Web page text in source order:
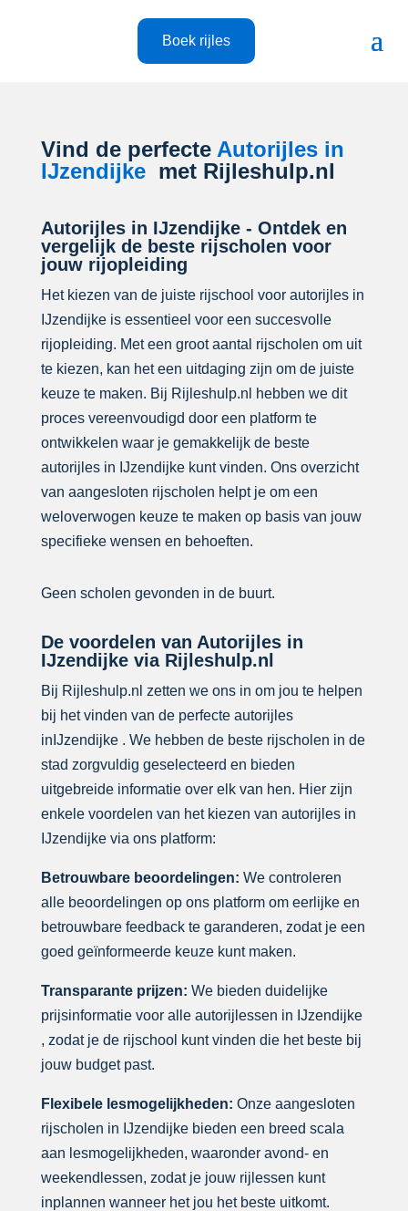
Boek rijles
Vind de perfecte Autorijles in
IJzendijke met Rijleshulp.nl
Autorijles in IJzendijke - Ontdek en
vergelijk de beste rijscholen voor
jouw rijopleiding
Het kiezen van de juiste rijschool voor autorijles in
IJzendijke is essentieel voor een succesvolle
rijopleiding. Met een groot aantal rijscholen om uit
te kiezen, kan het een uitdaging zijn om de juiste
keuze te maken. Bij Rijleshulp.nl hebben we dit
proces vereenvoudigd door een platform te
ontwikkelen waar je gemakkelijk de beste
autorijles in IJzendijke kunt vinden. Ons overzicht
van aangesloten rijscholen helpt je om een
weloverwogen keuze te maken op basis van jouw
specifieke wensen en behoeften.
Geen scholen gevonden in de buurt.
De voordelen van Autorijles in
IJzendijke via Rijleshulp.nl
Bij Rijleshulp.nl zetten we ons in om jou te helpen
bij het vinden van de perfecte autorijles
inIJzendijke . We hebben de beste rijscholen in de
stad zorgvuldig geselecteerd en bieden
uitgebreide informatie over elk van hen. Hier zijn
enkele voordelen van het kiezen van autorijles in
IJzendijke via ons platform:
Betrouwbare beoordelingen: We controleren
alle beoordelingen op ons platform om eerlijke en
betrouwbare feedback te garanderen, zodat je een
goed geïnformeerde keuze kunt maken.
Transparante prijzen: We bieden duidelijke
prijsinformatie voor alle autorijlessen in IJzendijke
, zodat je de rijschool kunt vinden die het beste bij
jouw budget past.
Flexibele lesmogelijkheden: Onze aangesloten
rijscholen in IJzendijke bieden een breed scala
aan lesmogelijkheden, waaronder avond- en
weekendlessen, zodat je jouw rijlessen kunt
inplannen wanneer het jou het beste uitkomt.